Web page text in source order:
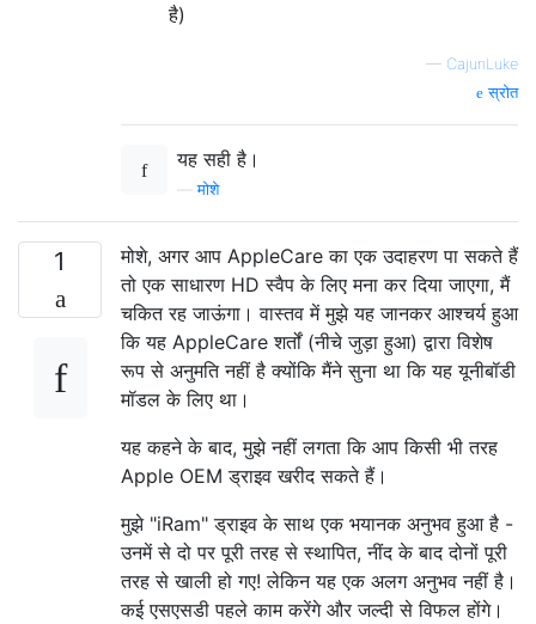
है)
— CajunLuke
स्रोत
यह सही है।
—मोशे
1
मोशे, अगर आप AppleCare का एक उदाहरण पा सकते हैं
तो एक साधारण HD स्वैप के लिए मना कर दिया जाएगा, मैं
चकित रह जाऊंगा। वास्तव में मुझे यह जानकर आश्चर्य हुआ
कि यह AppleCare शर्तों (नीचे जुड़ा हुआ) द्वारा विशेष
रूप से अनुमति नहीं है क्योंकि मैंने सुना था कि यह यूनीबॉडी
मॉडल के लिए था।
यह कहने के बाद, मुझे नहीं लगता कि आप किसी भी तरह
Apple OEM ड्राइव खरीद सकते हैं।
मुझे "iRam" ड्राइव के साथ एक भयानक अनुभव हुआ है -
उनमें से दो पर पूरी तरह से स्थापित, नींद के बाद दोनों पूरी
तरह से खाली हो गए! लेकिन यह एक अलग अनुभव नहीं है।
कई एसएसडी पहले काम करेंगे और जल्दी से विफल होंगे।